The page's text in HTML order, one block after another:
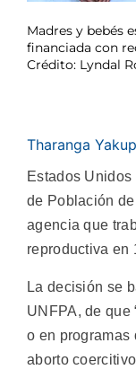
Madres y bebés
financiada con
Crédito: Lyndal
Tharanga
Estados
de Población
agencia que
reproductiva en
La decisión se
UNFPA, de que
o en
aborto